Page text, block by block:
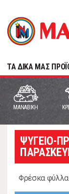
TA ΔΙΚΑ ΜΑΣ
MANABIKH
ΨΥΓΕΙΟ-
Φρέσκα